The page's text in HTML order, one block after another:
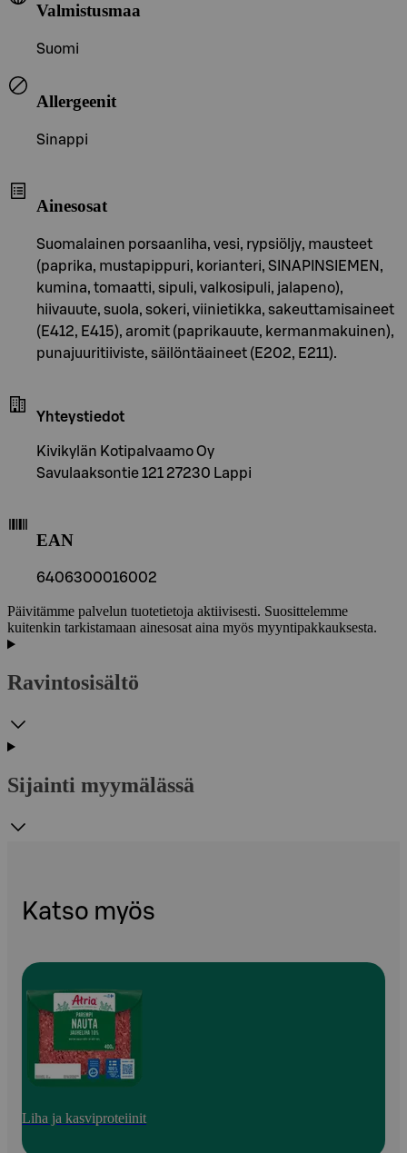
Valmistusmaa
Suomi
Allergeenit
Sinappi
Ainesosat
Suomalainen porsaanliha, vesi, rypsiöljy, mausteet
(paprika, mustapippuri, korianteri, SINAPINSIEMEN,
kumina, tomaatti, sipuli, valkosipuli, jalapeno),
hiivauute, suola, sokeri, viinietikka, sakeuttamisaineet
(E412, E415), aromit (paprikauute, kermanmakuinen),
punajuuritiiviste, säilöntäaineet (E202, E211).
Yhteystiedot
Kivikylän Kotipalvaamo Oy
Savulaaksontie 121 27230 Lappi
EAN
6406300016002
Päivitämme palvelun tuotetietoja aktiivisesti. Suosittelemme
kuitenkin tarkistamaan ainesosat aina myös myyntipakkauksesta.
Ravintosisältö
Sijainti myymälässä
Katso myös
Liha ja kasviproteiinit